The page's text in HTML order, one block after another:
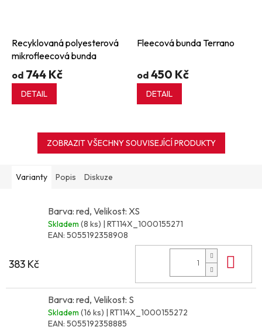
Recyklovaná polyesterová
mikrofleecová bunda
od 744 Kč
DETAIL
Fleecová bunda Terrano
od 450 Kč
DETAIL
ZOBRAZIT VŠECHNY SOUVISEJÍCÍ PRODUKTY
Varianty Popis Diskuze
Barva: red, Velikost: XS
Skladem (8 ks) | RT114X_1000155271
EAN: 5055192358908
383 Kč
Barva: red, Velikost: S
Skladem (16 ks) | RT114X_1000155272
EAN: 5055192358885